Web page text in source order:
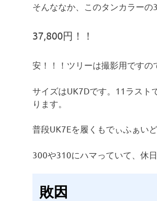
そんななか、このタンカラー
37,800円！！
安！！！ツリーは撮影用ですの
サイズはUK7Dです。11ラス
ります。
普段UK7Eを履くもでぃふぁい
300や310にハマっていて、休
敗因